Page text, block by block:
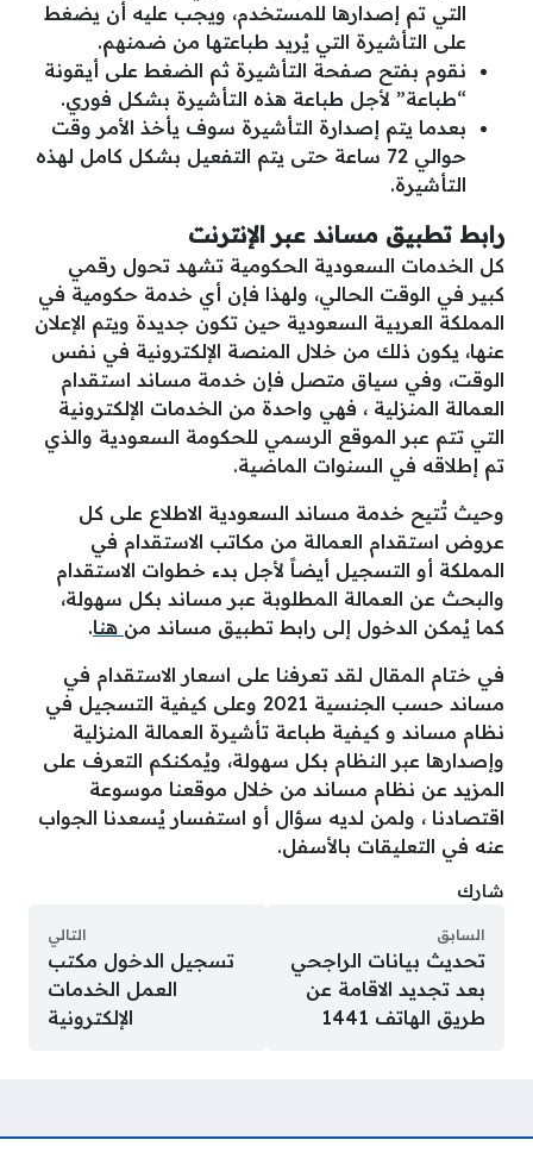
التي تم إصدارها للمستخدم، ويجب عليه أن يضغط
على التأشيرة التي يُريد طباعتها من ضمنهم.
نقوم بفتح صفحة التأشيرة ثم الضغط على أيقونة
“طباعة” لأجل طباعة هذه التأشيرة بشكل فوري.
بعدما يتم إصدارة التأشيرة سوف يأخذ الأمر وقت
حوالي 72 ساعة حتى يتم التفعيل بشكل كامل لهذه
التأشيرة.
رابط تطبيق مساند عبر الإنترنت
كل الخدمات السعودية الحكومية تشهد تحول رقمي
كبير في الوقت الحالي، ولهذا فإن أي خدمة حكومية في
المملكة العربية السعودية حين تكون جديدة ويتم الإعلان
عنها، يكون ذلك من خلال المنصة الإلكترونية في نفس
الوقت، وفي سياق متصل فإن خدمة مساند استقدام
العمالة المنزلية ، فهي واحدة من الخدمات الإلكترونية
التي تتم عبر الموقع الرسمي للحكومة السعودية والذي
تم إطلاقه في السنوات الماضية.
وحيث تُتيح خدمة مساند السعودية الاطلاع على كل
عروض استقدام العمالة من مكاتب الاستقدام في
المملكة أو التسجيل أيضاً لأجل بدء خطوات الاستقدام
والبحث عن العمالة المطلوبة عبر مساند بكل سهولة،
كما يُمكن الدخول إلى رابط تطبيق مساند من هنا.
في ختام المقال لقد تعرفنا على اسعار الاستقدام في
مساند حسب الجنسية 2021 وعلى كيفية التسجيل في
نظام مساند و كيفية طباعة تأشيرة العمالة المنزلية
وإصدارها عبر النظام بكل سهولة، ويُمكنكم التعرف على
المزيد عن نظام مساند من خلال موقعنا موسوعة
اقتصادنا ، ولمن لديه سؤال أو استفسار يُسعدنا الجواب
عنه في التعليقات بالأسفل.
شارك
السابق
تحديث بيانات الراجحي
بعد تجديد الاقامة عن
طريق الهاتف 1441
التالي
تسجيل الدخول مكتب
العمل الخدمات
الإلكترونية